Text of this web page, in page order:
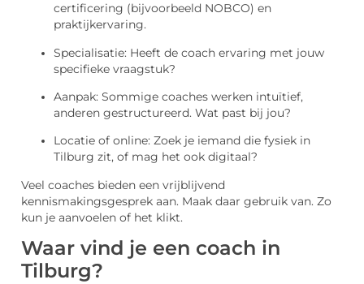
certificering (bijvoorbeeld NOBCO) en
praktijkervaring.
Specialisatie: Heeft de coach ervaring met jouw
specifieke vraagstuk?
Aanpak: Sommige coaches werken intuïtief,
anderen gestructureerd. Wat past bij jou?
Locatie of online: Zoek je iemand die fysiek in
Tilburg zit, of mag het ook digitaal?
Veel coaches bieden een vrijblijvend
kennismakingsgesprek aan. Maak daar gebruik van. Zo
kun je aanvoelen of het klikt.
Waar vind je een coach in
Tilburg?